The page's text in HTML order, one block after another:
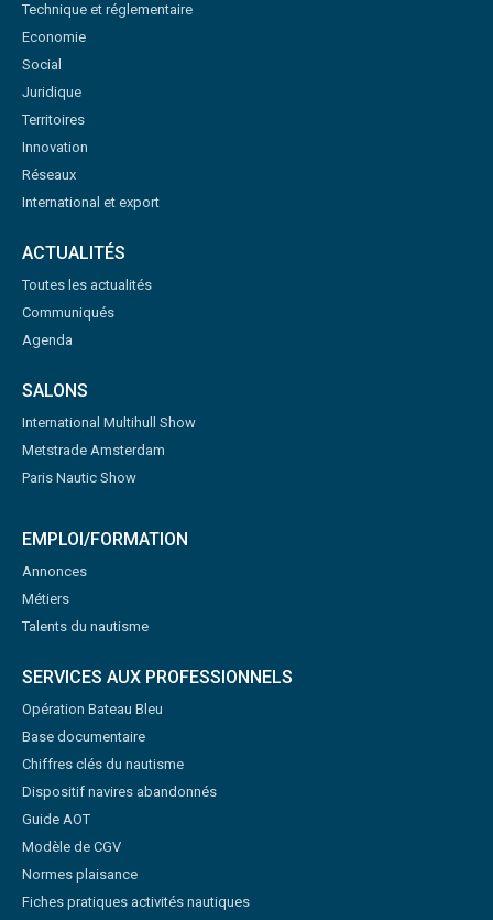
Technique et réglementaire
Economie
Social
Juridique
Territoires
Innovation
Réseaux
International et export
ACTUALITÉS
Toutes les actualités
Communiqués
Agenda
SALONS
International Multihull Show
Metstrade Amsterdam
Paris Nautic Show
EMPLOI/FORMATION
Annonces
Métiers
Talents du nautisme
SERVICES AUX PROFESSIONNELS
Opération Bateau Bleu
Base documentaire
Chiffres clés du nautisme
Dispositif navires abandonnés
Guide AOT
Modèle de CGV
Normes plaisance
Fiches pratiques activités nautiques